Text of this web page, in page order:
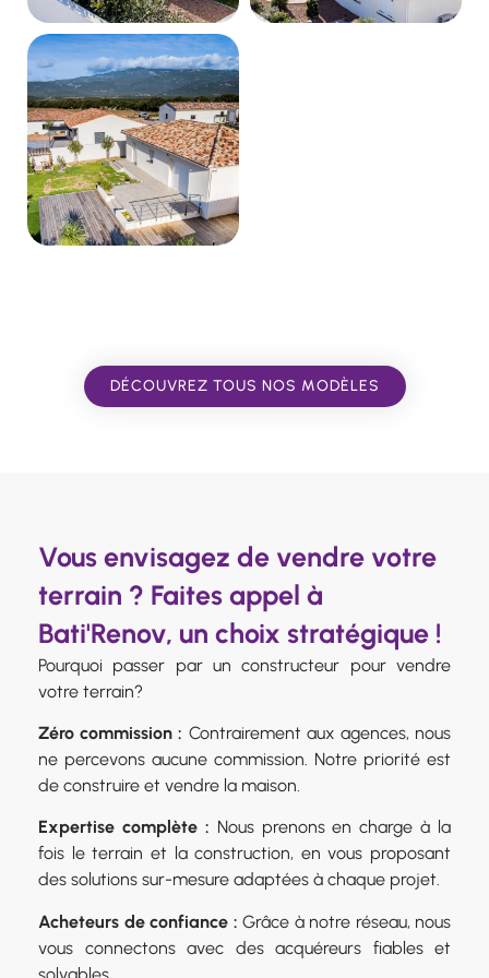
DÉCOUVREZ TOUS NOS MODÈLES
Vous envisagez de vendre votre
terrain ? Faites appel à
Bati'Renov, un choix stratégique !
Pourquoi passer par un constructeur pour vendre
votre terrain?
Zéro commission : Contrairement aux agences, nous
ne percevons aucune commission. Notre priorité est
de construire et vendre la maison.
Expertise complète : Nous prenons en charge à la
fois le terrain et la construction, en vous proposant
des solutions sur-mesure adaptées à chaque projet.
Acheteurs de confiance : Grâce à notre réseau, nous
vous connectons avec des acquéreurs fiables et